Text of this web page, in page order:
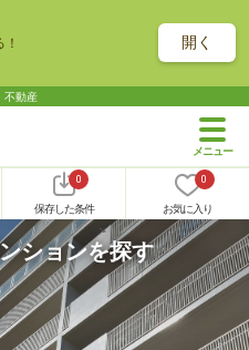
開く
不動産
0
保存した条件
0
お気に入り
ションを探す